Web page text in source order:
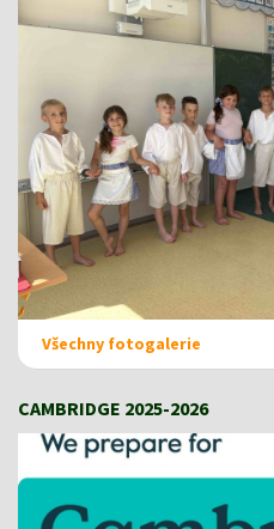
Všechny fotogalerie
CAMBRIDGE 2025-2026